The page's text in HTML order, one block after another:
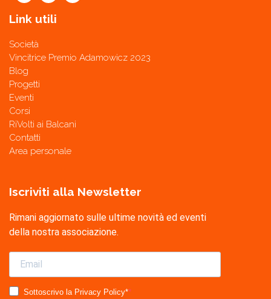
Link utili
Società
Vincitrice Premio Adamowicz 2023
Blog
Progetti
Eventi
Corsi
RiVolti ai Balcani
Contatti
Area personale
Iscriviti alla Newsletter
Rimani aggiornato sulle ultime novità ed eventi
della nostra associazione.
Sottoscrivo la Privacy Policy*